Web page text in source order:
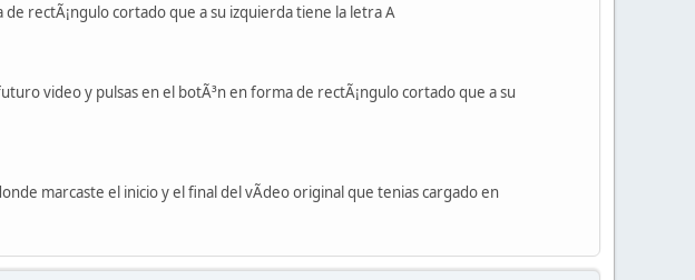
rectÃ¡ngulo cortado que a su izquierda tiene la letra A
video y pulsas en el botÃ³n en forma de rectÃ¡ngulo cortado que a su
marcaste el inicio y el final del vÃ­deo original que tenias cargado en